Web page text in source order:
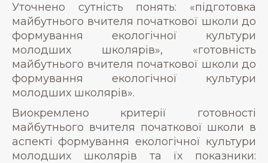
Уточнено сутність понять: «підготовка
майбутнього вчителя початкової школи до
формування екологічної культури
молодших школярів», «готовність
майбутнього вчителя початкової школи до
формування екологічної культури
молодших школярів».
Виокремлено критерії готовності
майбутнього вчителя початкової школи в
аспекті формування екологічної культури
молодших школярів та їх показники: